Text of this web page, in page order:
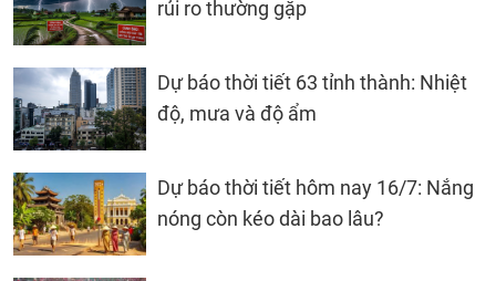
rủi ro thường gặp
Dự báo thời tiết 63 tỉnh thành: Nhiệt
độ, mưa và độ ẩm
Dự báo thời tiết hôm nay 16/7: Nắng
nóng còn kéo dài bao lâu?